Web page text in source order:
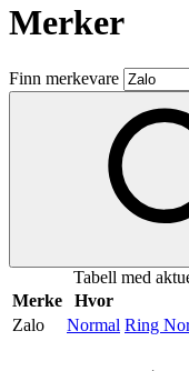
Butikker
Mat og
Aktiviteter
Merker
Inspirasjon
Merker
Finn merkevare
Tabell med
Merke
Hvor
Zalo
Normal Ring